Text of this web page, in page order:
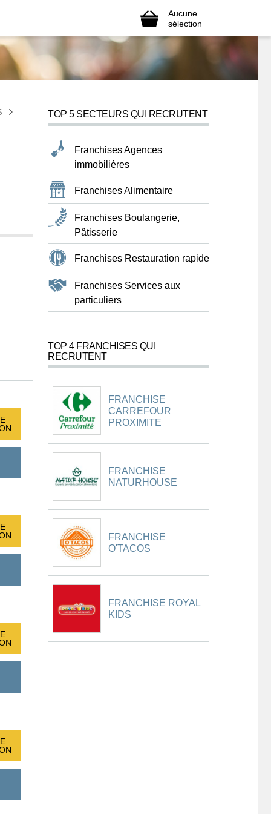
Aucune
sélection
TOP 5 SECTEURS QUI RECRUTENT
Franchises Agences
immobilières
Franchises Alimentaire
Franchises Boulangerie,
Pâtisserie
Franchises Restauration rapide
Franchises Services aux
particuliers
TOP 4 FRANCHISES QUI
RECRUTENT
FRANCHISE
CARREFOUR
PROXIMITE
FRANCHISE
NATURHOUSE
FRANCHISE
O'TACOS
FRANCHISE ROYAL
KIDS